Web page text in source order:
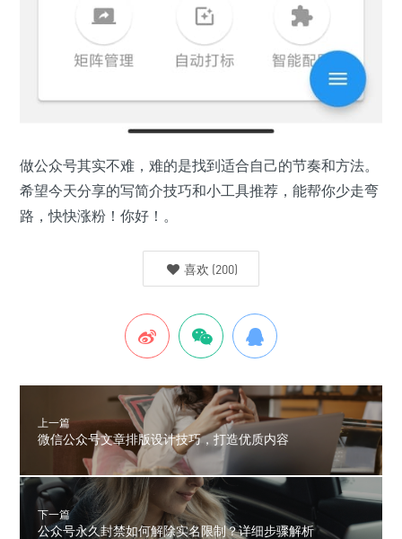
做公众号其实不难，难的是找到适合自己的节奏和方法。
希望今天分享的写简介技巧和小工具推荐，能帮你少走弯
路，快快涨粉！你好！。
喜欢 (200)
上一篇
微信公众号文章排版设计技巧，打造优质内容
下一篇
公众号永久封禁如何解除实名限制？详细步骤解析